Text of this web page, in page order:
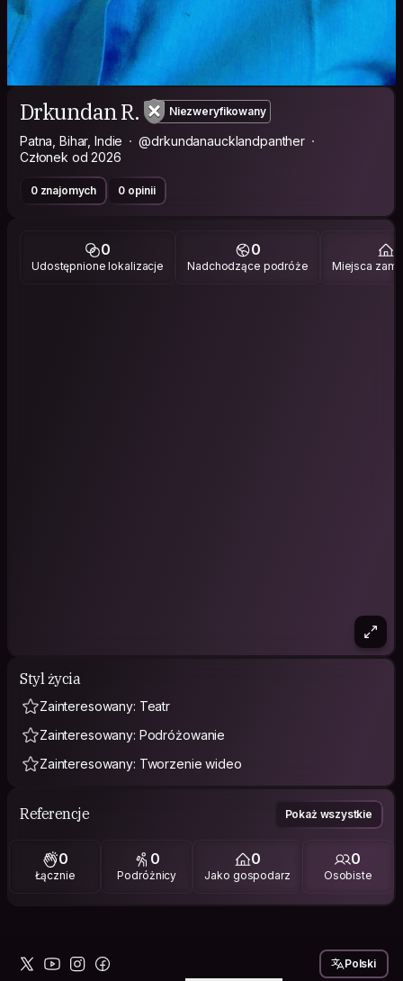
Drkundan R. Niezweryfikowany
Patna, Bihar, Indie
@drkundanaucklandpanther
Członek od 2026
0 znajomych 0 opinii
0
Udostępnione lokalizacje
0
Nadchodzące podróże Miejsca
Styl życia
Zainteresowany: Teatr
Zainteresowany: Podróżowanie
Zainteresowany: Tworzenie wideo
Referencje Pokaż wszystkie
0
Łącznie
0
Podróżnicy
0
Jako gospodarz
0
Osobiste
Polski